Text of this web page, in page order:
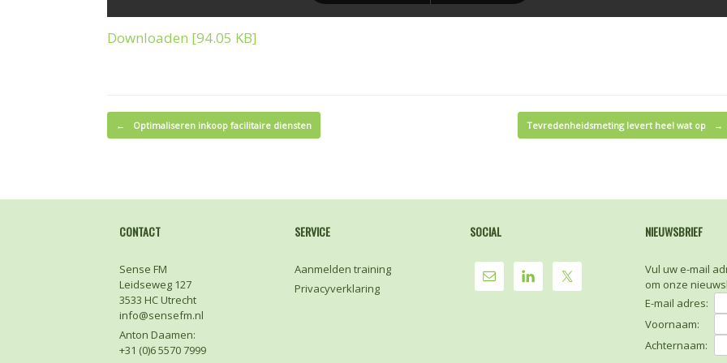
Downloaden [94.05 KB]
Bericht navigatie
← Optimaliseren inkoop facilitaire diensten Tevredenheidsmeting levert heel wat op →
CONTACT
Sense FM
Leidseweg 127
3533 HC Utrecht
info@sensefm.nl
Anton Daamen:
+31 (0)6 5570 7999
SERVICE
Aanmelden training
Privacyverklaring
SOCIAL NIEUWSBRIEF
Vul uw e-mail
om onze
E-mail adres:
Voornaam:
Achternaam: